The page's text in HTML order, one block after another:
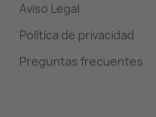
Aviso Legal
Política de privacidad
Preguntas frecuentes